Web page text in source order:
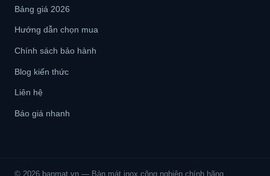
Bảng giá 2026
Hướng dẫn chọn mua
Chính sách bảo hành
Blog kiến thức
Liên hệ
Báo giá nhanh
© 2026 banmat.vn — Bàn mát inox công nghiệp chính hãng